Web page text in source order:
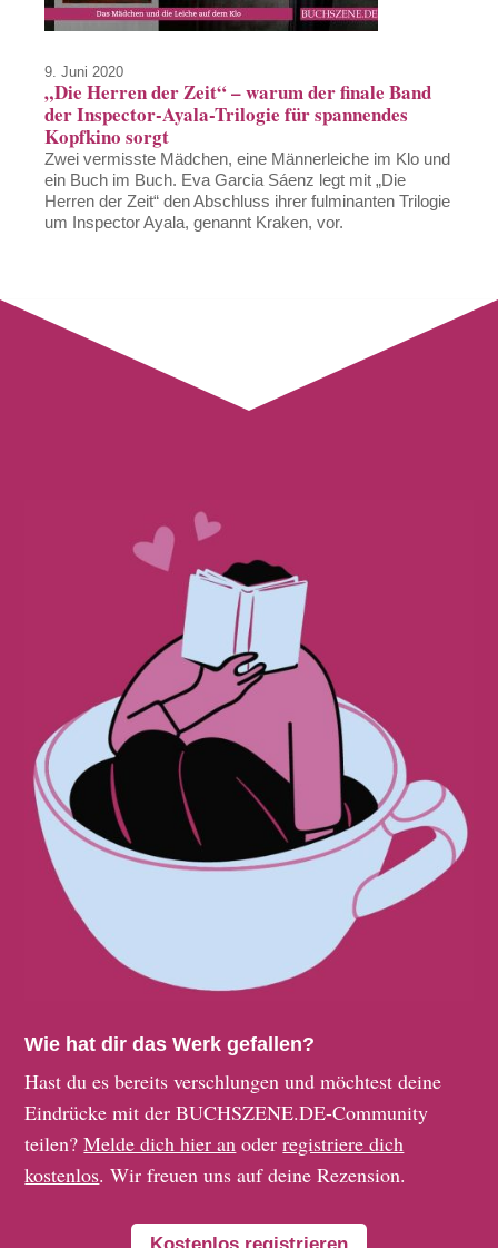
9. Juni 2020
„Die Herren der Zeit“ – warum der finale Band
der Inspector-Ayala-Trilogie für spannendes
Kopfkino sorgt
Zwei vermisste Mädchen, eine Männerleiche im Klo und
ein Buch im Buch. Eva Garcia Sáenz legt mit „Die
Herren der Zeit“ den Abschluss ihrer fulminanten Trilogie
um Inspector Ayala, genannt Kraken, vor.
Wie hat dir das Werk gefallen?
Hast du es bereits verschlungen und möchtest deine
Eindrücke mit der BUCHSZENE.DE-Community
teilen?Melde dich hier an oderregistriere dich
kostenlos. Wir freuen uns auf deine Rezension.